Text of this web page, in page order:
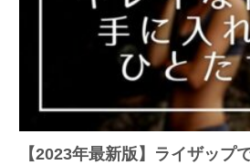
【2023年最新版】ライザップ